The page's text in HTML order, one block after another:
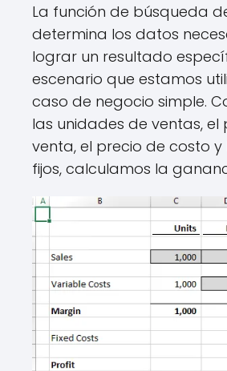
La función de búsqueda
determina los datos
lograr un resultado
escenario que estamos
caso de negocio simple.
las unidades de ventas, el
venta, el precio de costo y
fijos, calculamos la